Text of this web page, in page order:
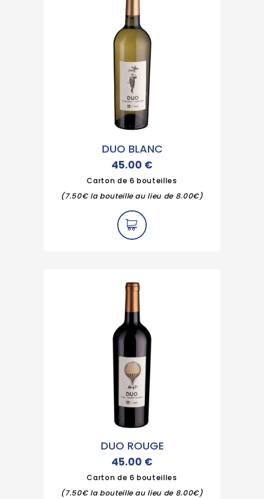
DUO BLANC
45.00 €
Carton de 6 bouteilles
(7.50€ la bouteille au lieu de 8.00€)
DUO ROUGE
45.00 €
Carton de 6 bouteilles
(7.50€ la bouteille au lieu de 8.00€)